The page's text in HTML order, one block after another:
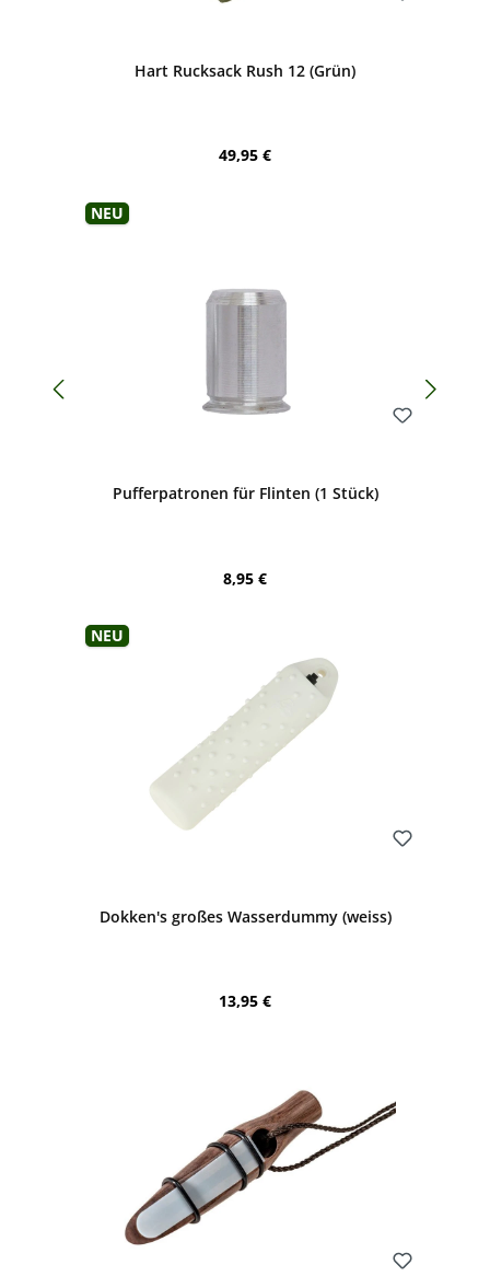
Hart Rucksack Rush 12 (Grün)
Regulärer Preis:
49,95 €
Neu
Pufferpatronen für Flinten (1 Stück)
Regulärer Preis:
8,95 €
Neu
Dokken's großes Wasserdummy (weiss)
Regulärer Preis:
13,95 €